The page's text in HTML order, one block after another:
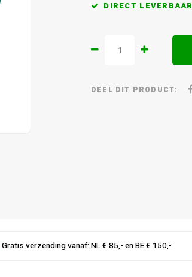
DIRECT LEVERBAAR
DEEL DIT PRODUCT:
Gratis verzending vanaf: NL € 85,- en BE € 150,-